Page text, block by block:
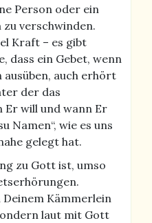
Person oder ein
verschwinden.
Kraft – es gibt
dass ein Gebet, wenn
ausüben, auch erhört
der das
Er will und wann Er
Namen“, wie es uns
gelegt hat.
zu Gott ist, umso
Deinem Kämmerlein
laut mit Gott